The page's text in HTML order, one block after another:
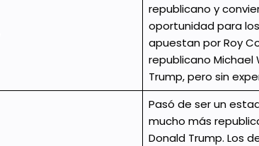
republicano y
oportunidad para
apuestan por Roy
republicano Michael
Trump, pero sin
Pasó de ser un
mucho más
Donald Trump. Los